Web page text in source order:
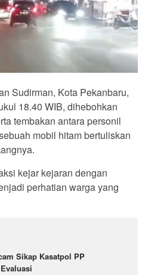
Sudirman, Kota Pekanbaru,
18.40 WIB, dihebohkan
tembakan antara personil
mobil hitam bertuliskan
kejar kejaran dengan
perhatian warga yang
Sikap Kasatpol PP